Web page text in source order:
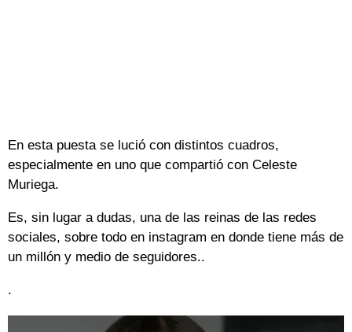
En esta puesta se lució con distintos cuadros,
especialmente en uno que compartió con Celeste
Muriega.
Es, sin lugar a dudas, una de las reinas de las redes
sociales, sobre todo en instagram en donde tiene más de
un millón y medio de seguidores..
.